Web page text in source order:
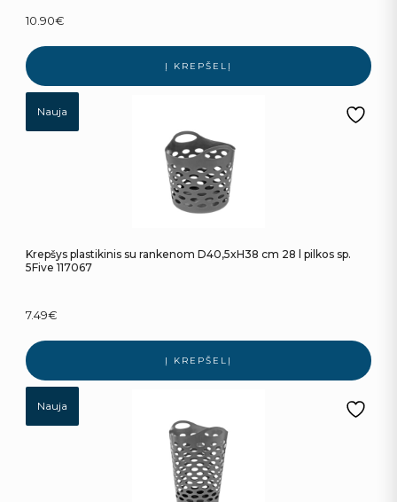
10.90€
Į KREPŠELĮ
Nauja
Krepšys plastikinis su rankenom D40,5xH38 cm 28 l pilkos sp.
5Five 117067
7.49€
Į KREPŠELĮ
Nauja